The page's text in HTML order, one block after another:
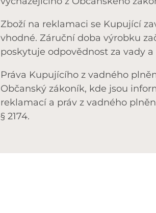
Zboží na reklamaci se Kupující
vhodné. Záruční doba výrobku
poskytuje odpovědnost za vady
Práva Kupujícího z vadného
Občanský zákoník, kde jsou
reklamací a práv z vadného plnění
§ 2174.